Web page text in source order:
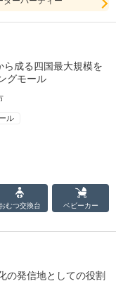
ら成る四国最大規模を
グモール
ル
おむつ交換台 ベビーカー
の発信地としての役割